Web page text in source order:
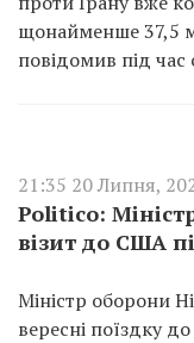
щонайменше 37,5
повідомив під час
21:35 20 Липня,
Politico:
візит до США
Міністр оборони
вересні поїздку